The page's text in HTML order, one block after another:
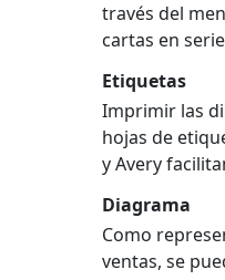
través del
cartas en
Etiquetas
Imprimir las
hojas de
y Avery
Diagrama
Como
ventas, se